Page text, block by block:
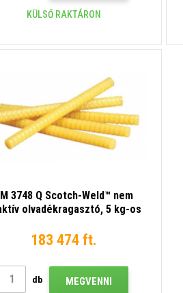
KÜLSŐ RAKTÁRON
3748 Q Scotch-Weld™ nem
olvadékragasztó, 5 kg-os
183 474 ft.
db MEGVENNI